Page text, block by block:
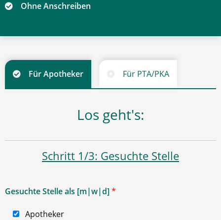
Ohne Anschreiben
Für Apotheker Für PTA/PKA
Los geht's:
Schritt 1/3: Gesuchte Stelle
Gesuchte Stelle als [m|w|d] *
Apotheker